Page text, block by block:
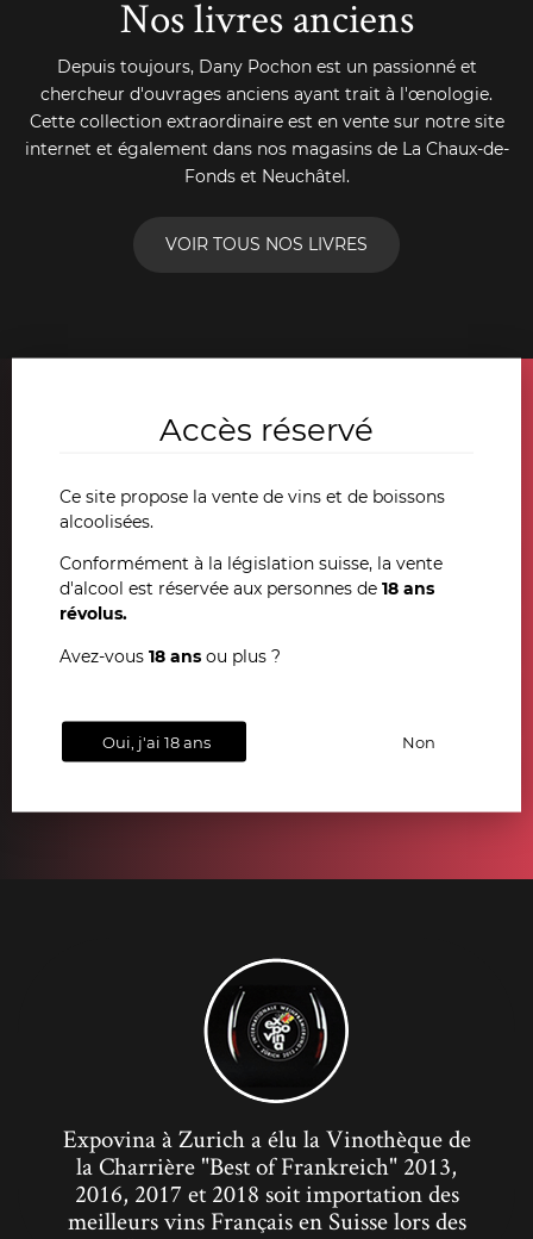
Nos livres anciens
Depuis toujours, Dany Pochon est un passionné et
chercheur d'ouvrages anciens ayant trait à l'œnologie.
Cette collection extraordinaire est en vente sur notre site
internet et également dans nos magasins de La Chaux-de-
Fonds et Neuchâtel.
VOIR TOUS NOS LIVRES
Restons en contact!
Inscrivez-vous à notre newsletter
S'INSCRIRE
Expovina à Zurich a élu la Vinothèque de
la Charrière "Best of Frankreich" 2013,
2016, 2017 et 2018 soit importation des
meilleurs vins Français en Suisse lors des
Accès réservé
Ce site propose la vente de vins et de boissons
alcoolisées.
Conformément à la législation suisse, la vente
d'alcool est réservée aux personnes de 18 ans
révolus.
Avez-vous 18 ans ou plus ?
Oui, j'ai 18 ans Non